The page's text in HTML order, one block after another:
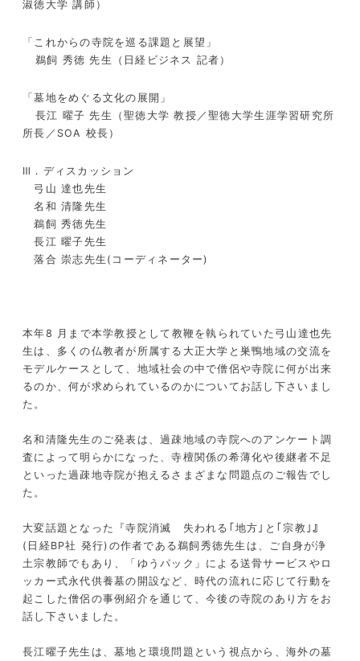
淑徳大学 講師）
「これからの寺院を巡る課題と展望」
鵜飼 秀徳 先生（日経ビジネス 記者）
「墓地をめぐる文化の展開」
長江 曜子 先生（聖徳大学 教授／聖徳大学生涯学習研究所
所長／SOA 校長）
Ⅲ．ディスカッション
弓山 達也先生
名和 清隆先生
鵜飼 秀徳先生
長江 曜子先生
落合 崇志先生(コーディネーター)
本年8 月まで本学教授として教鞭を執られていた弓山達也先
生は、多くの仏教者が所属する大正大学と巣鴨地域の交流を
モデルケースとして、地域社会の中で僧侶や寺院に何が出来
るのか、何が求められているのかについてお話し下さいまし
た。
名和清隆先生のご発表は、過疎地域の寺院へのアンケート調
査によって明らかになった、寺檀関係の希薄化や後継者不足
といった過疎地寺院が抱えるさまざまな問題点のご報告でし
た。
大変話題となった『寺院消滅 失われる｢地方｣と｢宗教｣』
(日経BP社 発行)の作者である鵜飼秀徳先生は、ご自身が浄
土宗教師でもあり、「ゆうパック」による送骨サービスやロ
ッカー式永代供養墓の開設など、時代の流れに応じて行動を
起こした僧侶の事例紹介を通じて、今後の寺院のあり方をお
話し下さいました。
長江曜子先生は、墓地と環境問題という視点から、海外の墓